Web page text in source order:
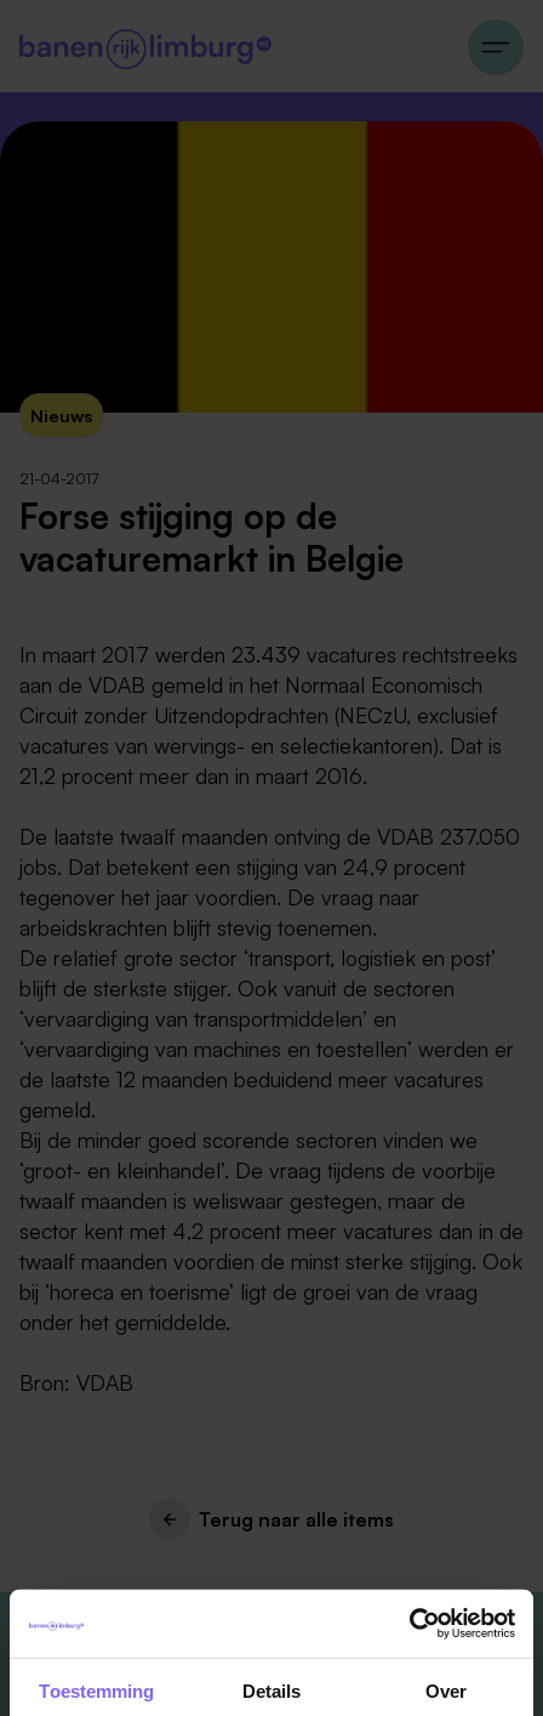
Toestemming Details Over
Nieuws
21-04-2017
Forse stijging op de
vacaturemarkt in Belgie
In maart 2017 werden 23.439 vacatures rechtstreeks
aan de VDAB gemeld in het Normaal Economisch
Circuit zonder Uitzendopdrachten (NECzU, exclusief
vacatures van wervings- en selectiekantoren). Dat is
21,2 procent meer dan in maart 2016.
De laatste twaalf maanden ontving de VDAB 237.050
jobs. Dat betekent een stijging van 24,9 procent
tegenover het jaar voordien. De vraag naar
arbeidskrachten blijft stevig toenemen.
De relatief grote sector ‘transport, logistiek en post’
blijft de sterkste stijger. Ook vanuit de sectoren
‘vervaardiging van transportmiddelen’ en
‘vervaardiging van machines en toestellen’ werden er
de laatste 12 maanden beduidend meer vacatures
gemeld.
Bij de minder goed scorende sectoren vinden we
‘groot- en kleinhandel’. De vraag tijdens de voorbije
twaalf maanden is weliswaar gestegen, maar de
sector kent met 4,2 procent meer vacatures dan in de
twaalf maanden voordien de minst sterke stijging. Ook
bij ‘horeca en toerisme’ ligt de groei van de vraag
onder het gemiddelde.
Bron: VDAB
Terug naar alle items